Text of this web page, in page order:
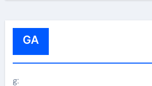
GA
g: